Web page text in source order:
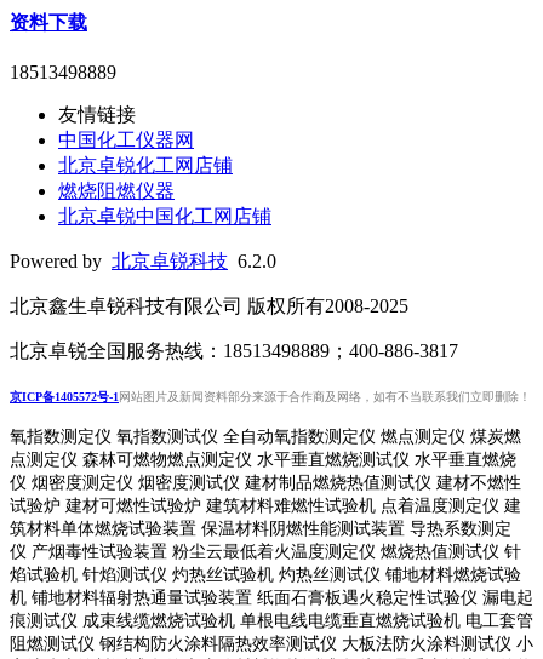
资料下载
18513498889
友情链接
中国化工仪器网
北京卓锐化工网店铺
燃烧阻燃仪器
北京卓锐中国化工网店铺
Powered by 北京卓锐科技 6.2.0
北京鑫生卓锐科技有限公司 版权所有2008-2025
北京卓锐全国服务热线：18513498889；400-886-3817
京ICP备1405572号-1网站图片及新闻资料部分来源于合作商及网络，如有不当联系我们立即删除！
氧指数测定仪 氧指数测试仪 全自动氧指数测定仪 燃点测定仪 煤炭燃
点测定仪 森林可燃物燃点测定仪 水平垂直燃烧测试仪 水平垂直燃烧
仪 烟密度测定仪 烟密度测试仪 建材制品燃烧热值测试仪 建材不燃性
试验炉 建材可燃性试验炉 建筑材料难燃性试验机 点着温度测定仪 建
筑材料单体燃烧试验装置 保温材料阴燃性能测试装置 导热系数测定
仪 产烟毒性试验装置 粉尘云最低着火温度测定仪 燃烧热值测试仪 针
焰试验机 针焰测试仪 灼热丝试验机 灼热丝测试仪 铺地材料燃烧试验
机 铺地材料辐射热通量试验装置 纸面石膏板遇火稳定性试验仪 漏电起
痕测试仪 成束线缆燃烧试验机 单根电线电缆垂直燃烧试验机 电工套管
阻燃测试仪 钢结构防火涂料隔热效率测试仪 大板法防火涂料测试仪 小